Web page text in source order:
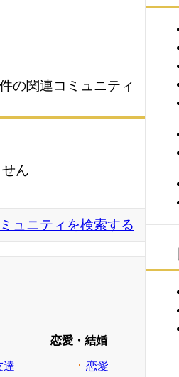
の関連コミュニティ
ん
ュニティを検索する
達
恋愛・結婚
恋愛